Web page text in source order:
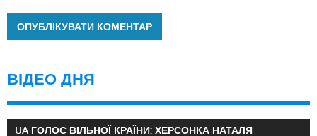
ВІДЕО ДНЯ
UA ГОЛОС ВІЛЬНОЇ КРАЇНИ: ХЕРСОНКА НАТАЛЯ